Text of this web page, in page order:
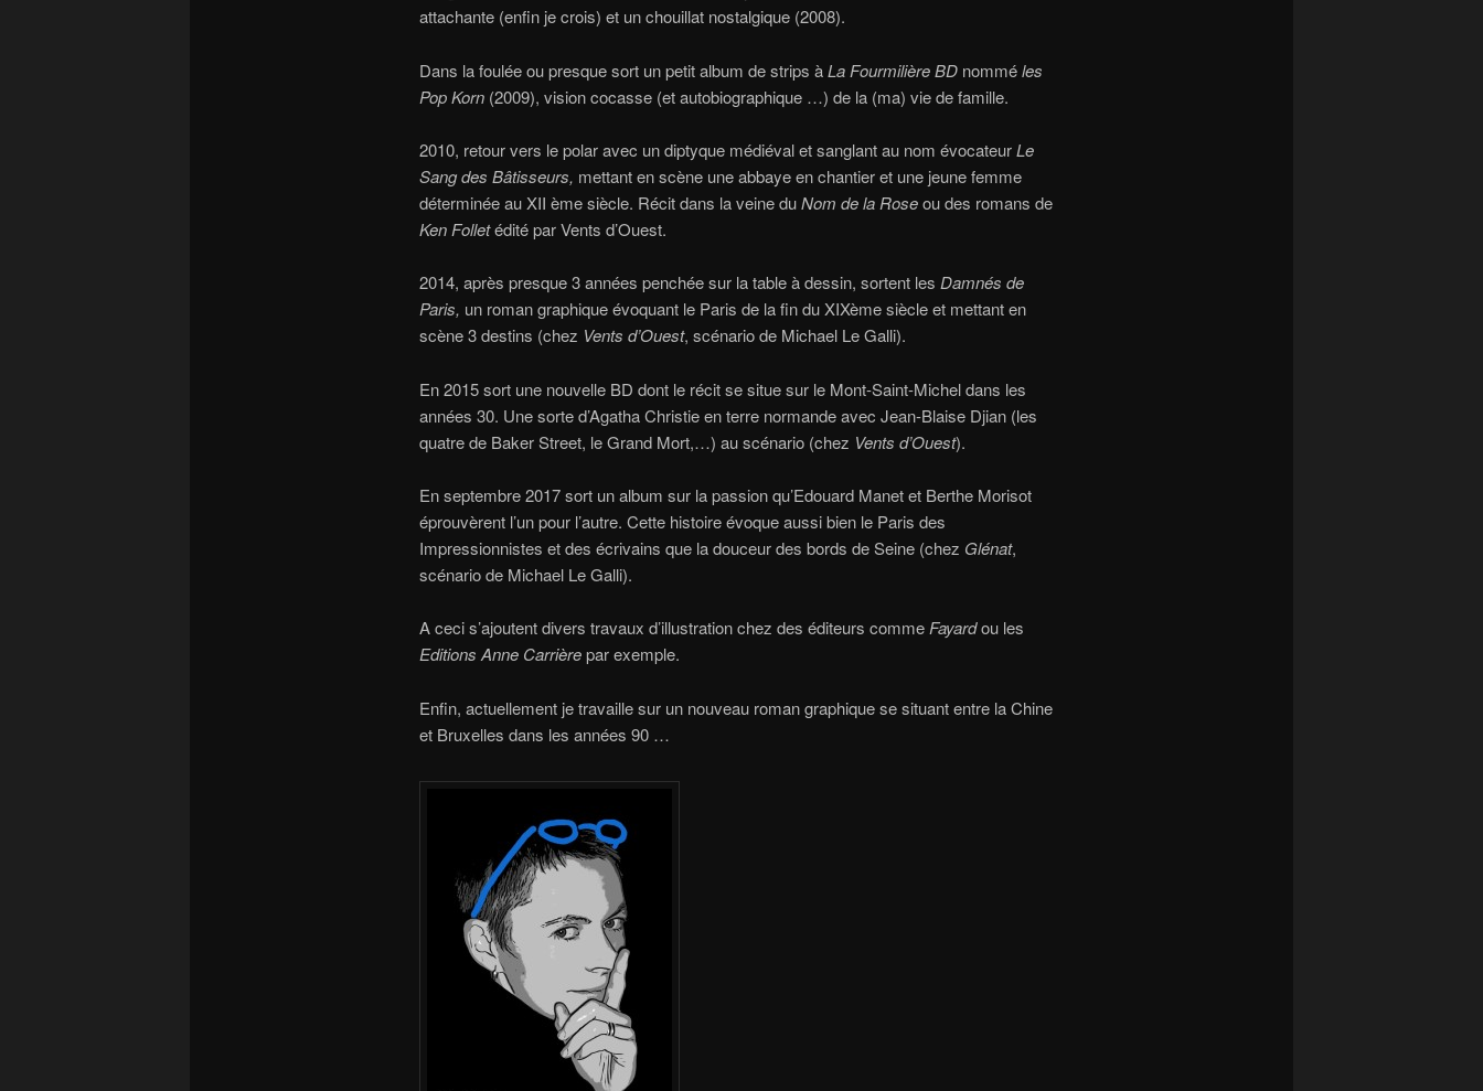
attachante (enfin je crois) et un chouillat nostalgique (2008).
Dans la foulée ou presque sort un petit album de strips àLa Fourmilière BDnomméles
Pop Korn(2009), vision cocasse (et autobiographique …) de la (ma) vie de famille.
2010, retour vers le polar avec un diptyque médiéval et sanglant au nom évocateurLe
Sang des Bâtisseurs, mettant en scène une abbaye en chantier et une jeune femme
déterminée au XII ème siècle. Récit dans la veine duNom de la Roseou des romans de
Ken Folletédité par Vents d’Ouest.
2014, après presque 3 années penchée sur la table à dessin, sortent les Damnés de
Paris, un roman graphique évoquant le Paris de la fin du XIXème siècle et mettant en
scène 3 destins (chez Vents d’Ouest, scénario de Michael Le Galli).
En 2015 sort une nouvelle BD dont le récit se situe sur le Mont-Saint-Michel dans les
années 30. Une sorte d’Agatha Christie en terre normande avec Jean-Blaise Djian (les
quatre de Baker Street, le Grand Mort,…) au scénario (chez Vents d’Ouest).
En septembre 2017 sort un album sur la passion qu’Edouard Manet et Berthe Morisot
éprouvèrent l’un pour l’autre. Cette histoire évoque aussi bien le Paris des
Impressionnistes et des écrivains que la douceur des bords de Seine (chez Glénat,
scénario de Michael Le Galli).
A ceci s’ajoutent divers travaux d’illustration chez des éditeurs commeFayardou les
Editions Anne Carrièrepar exemple.
Enfin, actuellement je travaille sur un nouveau roman graphique se situant entre la Chine
et Bruxelles dans les années 90 …